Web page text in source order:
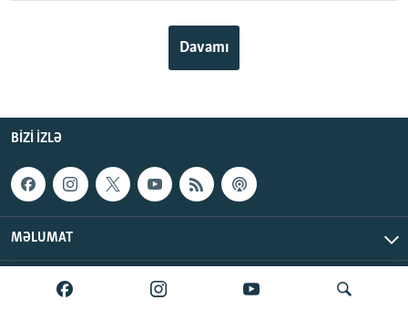
Davamı
BIZI IZLƏ
MƏLUMAT
AzadlıqRadiosu © 2026 Inc. | Bütün hüquqlar qorunur